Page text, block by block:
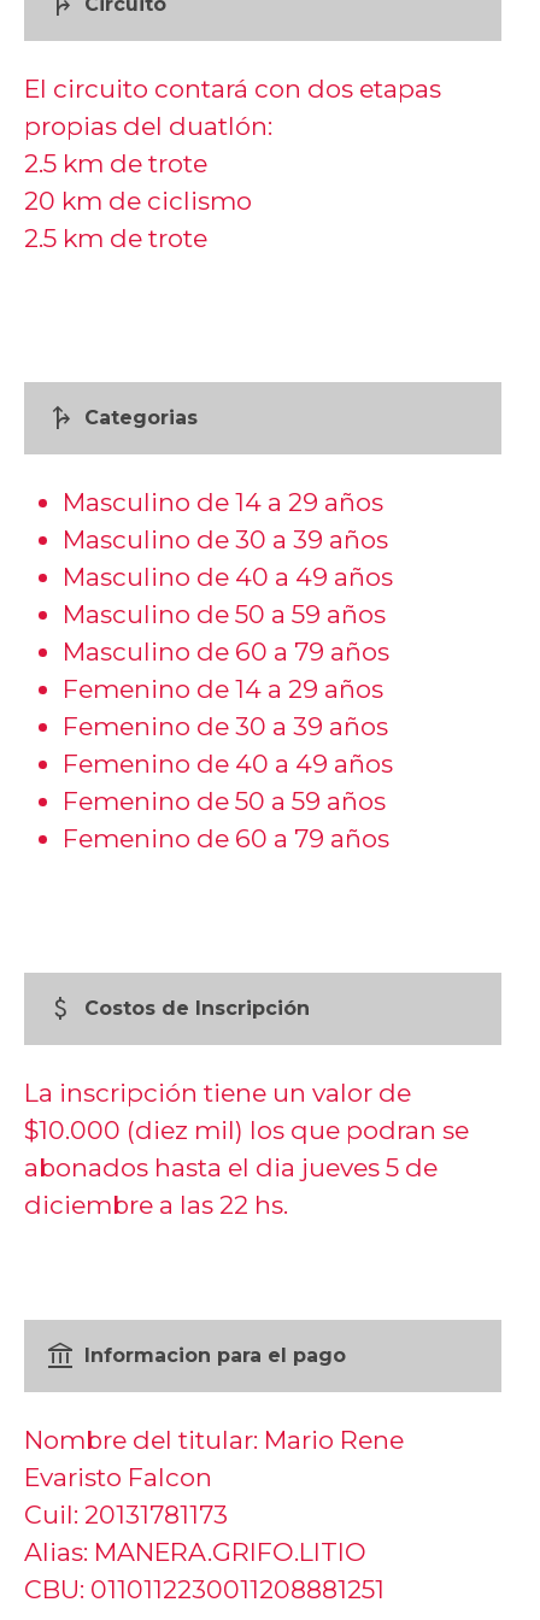
El circuito contará con dos etapas
propias del duatlón:
2.5 km de trote
20 km de ciclismo
2.5 km de trote
fork_right Categorias
Masculino de 14 a 29 años
Masculino de 30 a 39 años
Masculino de 40 a 49 años
Masculino de 50 a 59 años
Masculino de 60 a 79 años
Femenino de 14 a 29 años
Femenino de 30 a 39 años
Femenino de 40 a 49 años
Femenino de 50 a 59 años
Femenino de 60 a 79 años
attach_money Costos de Inscripción
La inscripción tiene un valor de
$10.000 (diez mil) los que podran se
abonados hasta el dia jueves 5 de
diciembre a las 22 hs.
account_balance Informacion para el pago
Nombre del titular: Mario Rene
Evaristo Falcon
Cuil: 20131781173
Alias: MANERA.GRIFO.LITIO
CBU: 0110112230011208881251